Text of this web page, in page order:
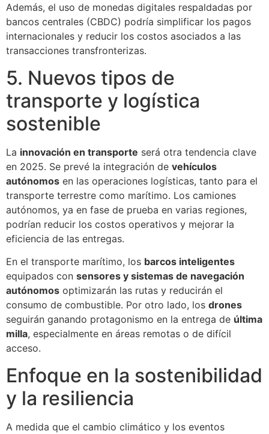
Además, el uso de monedas digitales respaldadas por
bancos centrales (CBDC) podría simplificar los pagos
internacionales y reducir los costos asociados a las
transacciones transfronterizas.
5. Nuevos tipos de
transporte y logística
sostenible
La innovación en transporte será otra tendencia clave
en 2025. Se prevé la integración de vehículos
autónomos en las operaciones logísticas, tanto para el
transporte terrestre como marítimo. Los camiones
autónomos, ya en fase de prueba en varias regiones,
podrían reducir los costos operativos y mejorar la
eficiencia de las entregas.
En el transporte marítimo, los barcos inteligentes
equipados con sensores y sistemas de navegación
autónomos optimizarán las rutas y reducirán el
consumo de combustible. Por otro lado, los drones
seguirán ganando protagonismo en la entrega de última
milla, especialmente en áreas remotas o de difícil
acceso.
Enfoque en la sostenibilidad
y la resiliencia
A medida que el cambio climático y los eventos